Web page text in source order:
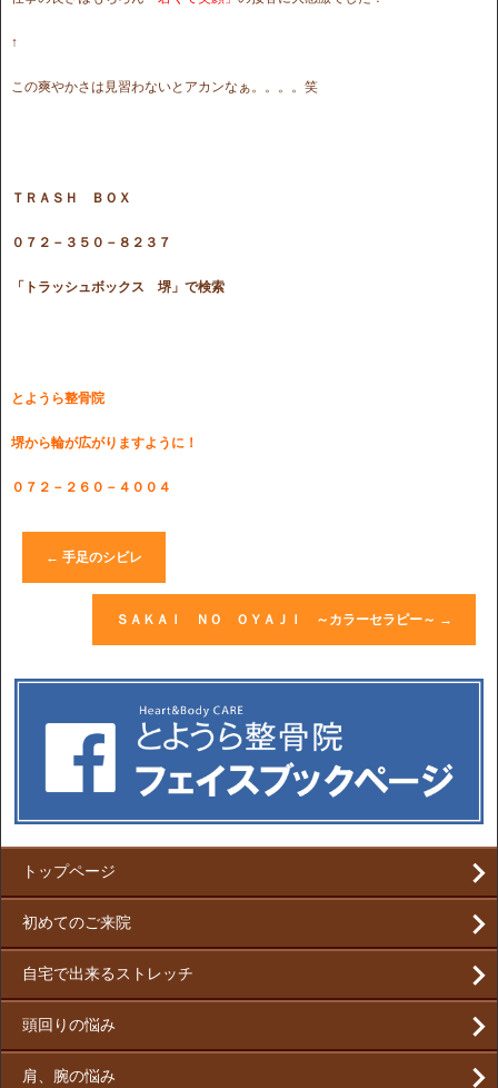
↑
この爽やかさは見習わないとアカンなぁ。。。。笑
ＴＲＡＳＨ ＢＯＸ
０７２－３５０－８２３７
「トラッシュボックス 堺」で検索
とようら整骨院
堺から輪が広がりますように！
０７２－２６０－４００４
← 手足のシビレ
ＳＡＫＡＩ ＮＯ ＯＹＡＪＩ ～カラーセラピー～ →
トップページ
初めてのご来院
自宅で出来るストレッチ
頭回りの悩み
肩、腕の悩み